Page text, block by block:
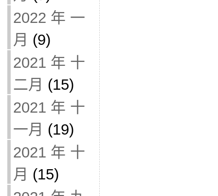
2022 年 一
月 (9)
2021 年 十
二月 (15)
2021 年 十
一月 (19)
2021 年 十
月 (15)